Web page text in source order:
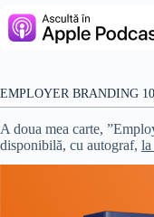
EMPLOYER BRANDING
A doua mea carte,
disponibilă, cu autograf, la